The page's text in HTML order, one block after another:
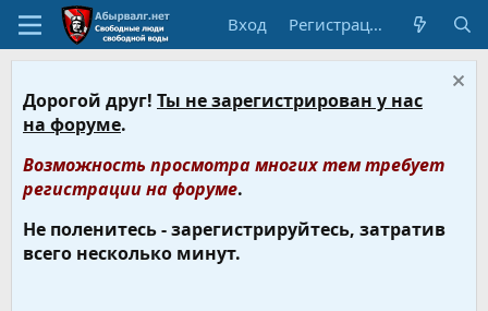
Вход Регистрация
Дорогой друг! Ты не зарегистрирован у нас
на форуме.
Возможность просмотра многих тем требует
регистрации на форуме.
Не поленитесь - зарегистрируйтесь, затратив
всего несколько минут.